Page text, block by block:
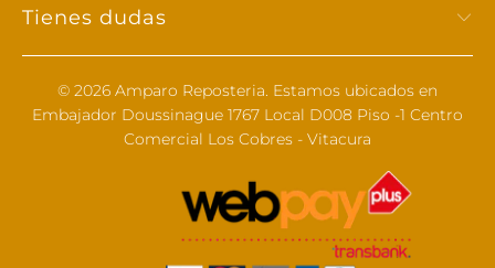
Tienes dudas
© 2026 Amparo Reposteria. Estamos ubicados en
Embajador Doussinague 1767 Local D008 Piso -1 Centro
Comercial Los Cobres - Vitacura